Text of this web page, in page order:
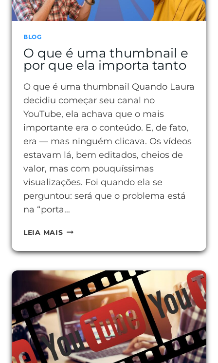
SEU
SITE
BLOG
O que é uma thumbnail e
por que ela importa tanto
O que é uma thumbnail Quando Laura
decidiu começar seu canal no
YouTube, ela achava que o mais
importante era o conteúdo. E, de fato,
era — mas ninguém clicava. Os vídeos
estavam lá, bem editados, cheios de
valor, mas com pouquíssimas
visualizações. Foi quando ela se
perguntou: será que o problema está
na “porta…
LEIA MAISO
UMA
THUMBNAIL
E
POR
QUE
ELA
IMPORTA